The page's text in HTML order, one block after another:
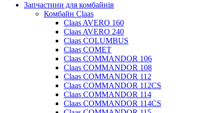
Запчастини для комбайнів
Комбайн Claas
Claas AVERO 160
Claas AVERO 240
Claas COLUMBUS
Claas COMET
Claas COMMANDOR 106
Claas COMMANDOR 108
Claas COMMANDOR 112
Claas COMMANDOR 112CS
Claas COMMANDOR 114
Claas COMMANDOR 114CS